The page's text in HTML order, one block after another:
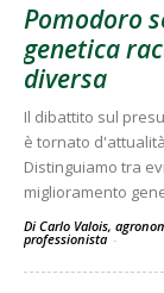
Pomodoro
genetica
diversa
Il dibattito sul
è tornato
Distinguiamo tra
miglioramento
Di Carlo Valois,
professionista -